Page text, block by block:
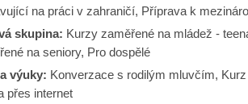
na práci v zahraničí, Příprava k
skupina: Kurzy zaměřené na mládež -
na seniory, Pro dospělé
výuky: Konverzace s rodilým mluvčím,
přes internet